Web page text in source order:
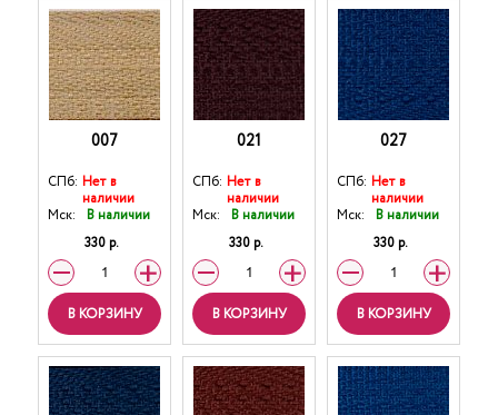
007
СПб: Нет в
наличии
Мск:
В наличии
330 р.
В КОРЗИНУ
021
СПб: Нет в
наличии
Мск:
В наличии
330 р.
В КОРЗИНУ
027
СПб: Нет в
наличии
Мск:
В наличии
330 р.
В КОРЗИНУ